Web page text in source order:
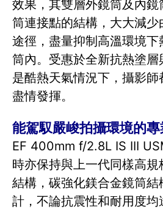
效果，其雙層外鏡筒及內
筒連接點的結構，大大減
途徑，盡量抑制高溫環境
筒內。受惠於全新抗熱塗
是酷熱天氣情況下，攝影師
盡情發揮。
能駕馭嚴峻拍攝環境的
EF 400mm f/2.8L IS III
時亦保持與上一代同樣高規
結構，碳強化鎂合金鏡筒結
計，不論抗震性和耐用度均